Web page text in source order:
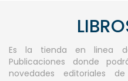
Es la tienda en linea
Publicaciones donde
novedades editoriales